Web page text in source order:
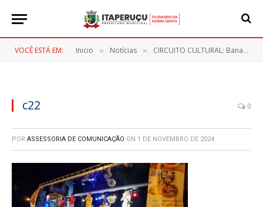
VOCÊ ESTÁ EM: Inicio » Notícias » CIRCUITO CULTURAL: Bananeira Brass Band Agita a Noite Cultural na Praça Aníbal Khury!
c22 0
POR ASSESSORIA DE COMUNICAÇÃO ON 1 DE NOVEMBRO DE 2024